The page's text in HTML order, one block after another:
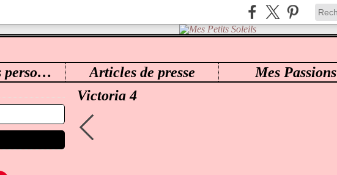
Commandes personnalisées Articles de presse
Mes Passions
MES PETITS SOLEILS > 92 VICTORIA > VICTORIA 4
Victoria 4